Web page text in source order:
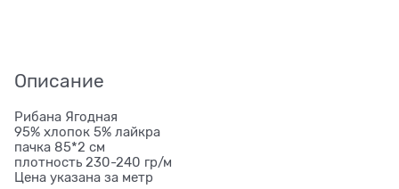
Описание
Рибана Ягодная
95% хлопок 5% лайкра
пачка 85*2 см
плотность 230-240 гр/м
Цена указана за метр